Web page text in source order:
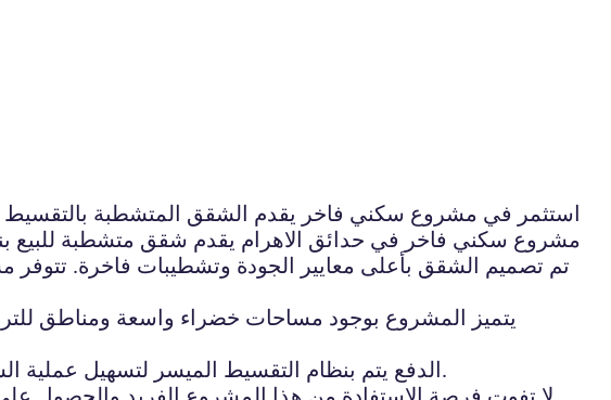
استثمر في مشروع سكني فاخر يقدم الشقق المتشطبة
مشروع سكني فاخر في حدائق الاهرام يقدم شقق متشطبة للبيع
تم تصميم الشقق بأعلى معايير الجودة وتشطيبات فاخرة. تتوفر
يتميز المشروع بوجود مساحات خضراء واسعة ومناطق
الدفع يتم بنظام التقسيط الميسر لتسهيل عملية الشراء على المشترين. كما يتمتع المشروع بموقع متميز قريب من المواصلات والطرق الرئيسية.